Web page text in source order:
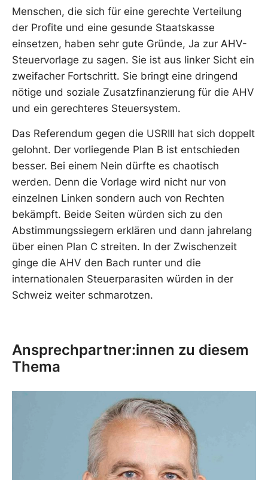
Menschen, die sich für eine gerechte Verteilung
der Profite und eine gesunde Staatskasse
einsetzen, haben sehr gute Gründe, Ja zur AHV-
Steuervorlage zu sagen. Sie ist aus linker Sicht ein
zweifacher Fortschritt. Sie bringt eine dringend
nötige und soziale Zusatzfinanzierung für die AHV
und ein gerechteres Steuersystem.
Das Referendum gegen die USRIII hat sich doppelt
gelohnt. Der vorliegende Plan B ist entschieden
besser. Bei einem Nein dürfte es chaotisch
werden. Denn die Vorlage wird nicht nur von
einzelnen Linken sondern auch von Rechten
bekämpft. Beide Seiten würden sich zu den
Abstimmungssiegern erklären und dann jahrelang
über einen Plan C streiten. In der Zwischenzeit
ginge die AHV den Bach runter und die
internationalen Steuerparasiten würden in der
Schweiz weiter schmarotzen.
Ansprechpartner:innen zu diesem
Thema